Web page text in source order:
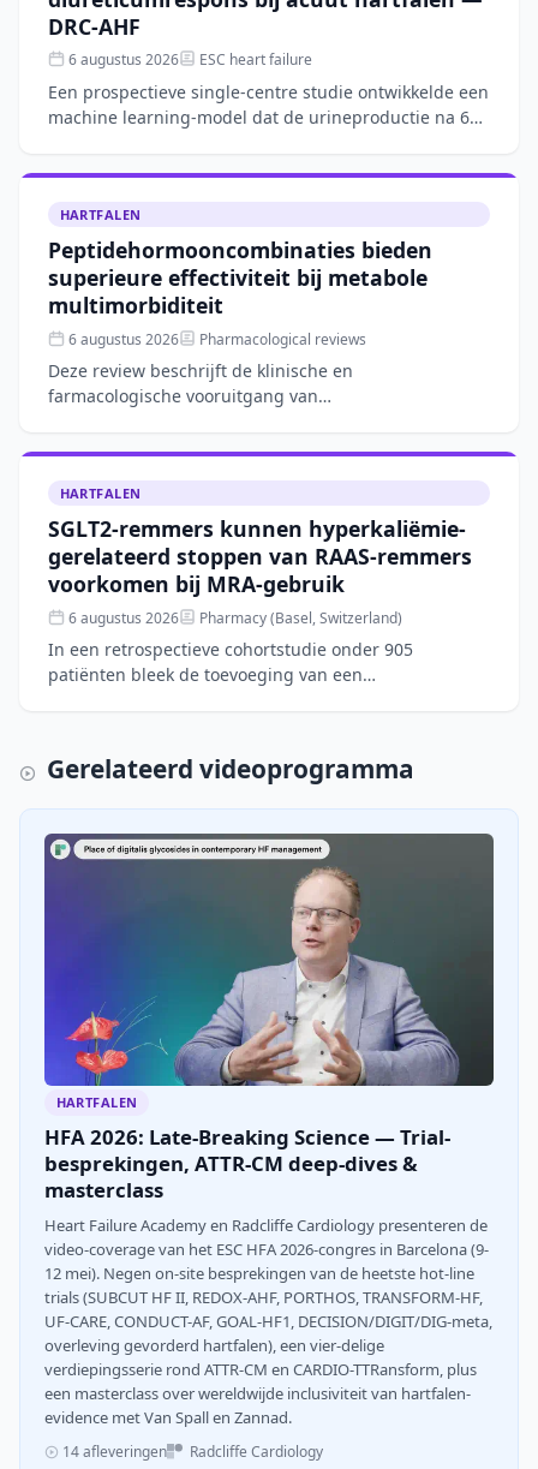
DRC-AHF
6 augustus 2026 ESC heart failure
Een prospectieve single-centre studie ontwikkelde een
machine learning-model dat de urineproductie na 6
HARTFALEN
Peptidehormooncombinaties bieden
superieure effectiviteit bij metabole
multimorbiditeit
6 augustus 2026 Pharmacological reviews
Deze review beschrijft de klinische en
farmacologische vooruitgang van
GLP-1-agonisten gecombineerd met FGF21- o
HARTFALEN
SGLT2-remmers kunnen hyperkaliëmie-
gerelateerd stoppen van RAAS-remmers
voorkomen bij MRA-gebruik
6 augustus 2026 Pharmacy (Basel, Switzerland)
In een retrospectieve cohortstudie onder 905
patiënten bleek de toevoeging van een
Gerelateerd videoprogramma
HARTFALEN
HFA 2026: Late-Breaking Science — Trial-
besprekingen, ATTR-CM deep-dives &
masterclass
Heart Failure Academy en Radcliffe Cardiology presenteren de
video-coverage van het ESC HFA 2026-congres in Barcelona (9-
12 mei). Negen on-site besprekingen van de heetste hot-line
trials (SUBCUT HF II, REDOX-AHF, PORTHOS, TRANSFORM-HF,
UF-CARE, CONDUCT-AF, GOAL-HF1, DECISION/DIGIT/DIG-meta,
overleving gevorderd hartfalen), een vier-delige
verdiepingsserie rond ATTR-CM en CARDIO-TTRansform, plus
een masterclass over wereldwijde inclusiviteit van hartfalen-
evidence met Van Spall en Zannad.
14 afleveringen
Radcliffe Cardiology